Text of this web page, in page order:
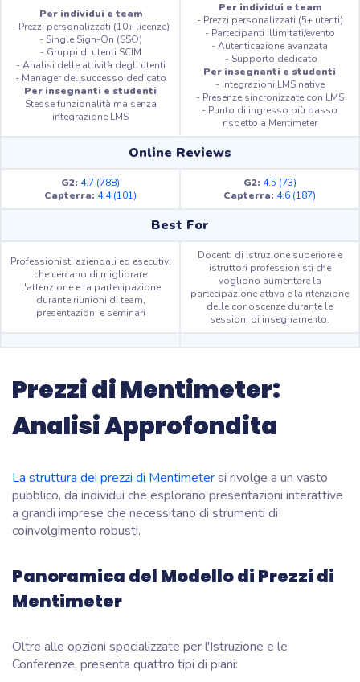
Per individui e team
- Prezzi personalizzati (10+ licenze)
- Single Sign-On (SSO)
- Gruppi di utenti SCIM
- Analisi delle attività degli utenti
- Manager del successo dedicato
Per insegnanti e studenti
Stesse funzionalità ma senza
integrazione LMS
Per individui e team
- Prezzi personalizzati (5+ utenti)
- Partecipanti illimitati/evento
- Autenticazione avanzata
- Supporto dedicato
Per insegnanti e studenti
- Integrazioni LMS native
- Presenze sincronizzate con LMS
- Punto di ingresso più basso
rispetto a Mentimeter
Online Reviews
G2: 4.7 (788)
Capterra: 4.4 (101)
G2: 4.5 (73)
Capterra: 4.6 (187)
Best For
Professionisti aziendali ed esecutivi
che cercano di migliorare
l'attenzione e la partecipazione
durante riunioni di team,
presentazioni e seminari
Docenti di istruzione superiore e
istruttori professionisti che
vogliono aumentare la
partecipazione attiva e la ritenzione
delle conoscenze durante le
sessioni di insegnamento.
Prezzi di Mentimeter:
Analisi Approfondita
La struttura dei prezzi di Mentimetersi rivolge a un vasto
pubblico, da individui che esplorano presentazioni interattive
a grandi imprese che necessitano di strumenti di
coinvolgimento robusti.
Panoramica del Modello di Prezzi di
Mentimeter
Oltre alle opzioni specializzate per l'Istruzione e le
Conferenze, presenta quattro tipi di piani: